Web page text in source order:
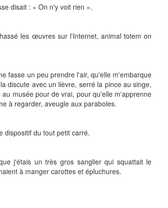
disait : « On n'y voit rien ».
les œuvres sur l'Internet, animal totem on
fasse un peu prendre l'air, qu'elle m'embarque
discute avec un lièvre, serré la pince au singe,
musée pour de vrai, pour qu'elle m'apprenne
à regarder, aveugle aux paraboles.
dispositif du tout petit carré.
j'étais un très gros sanglier qui squattait le
à manger carottes et épluchures.